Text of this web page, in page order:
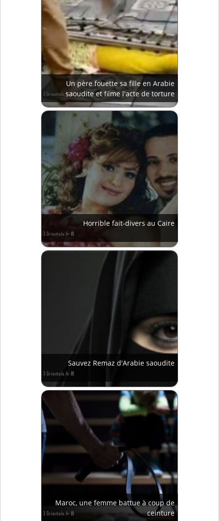
Un père fouette sa fille en Arabie
saoudite et filme l'acte de torture
Horrible fait-divers au Caire
Sauvez Remaz d'Arabie saoudite
Maroc, une femme battue à coup de
ceinture